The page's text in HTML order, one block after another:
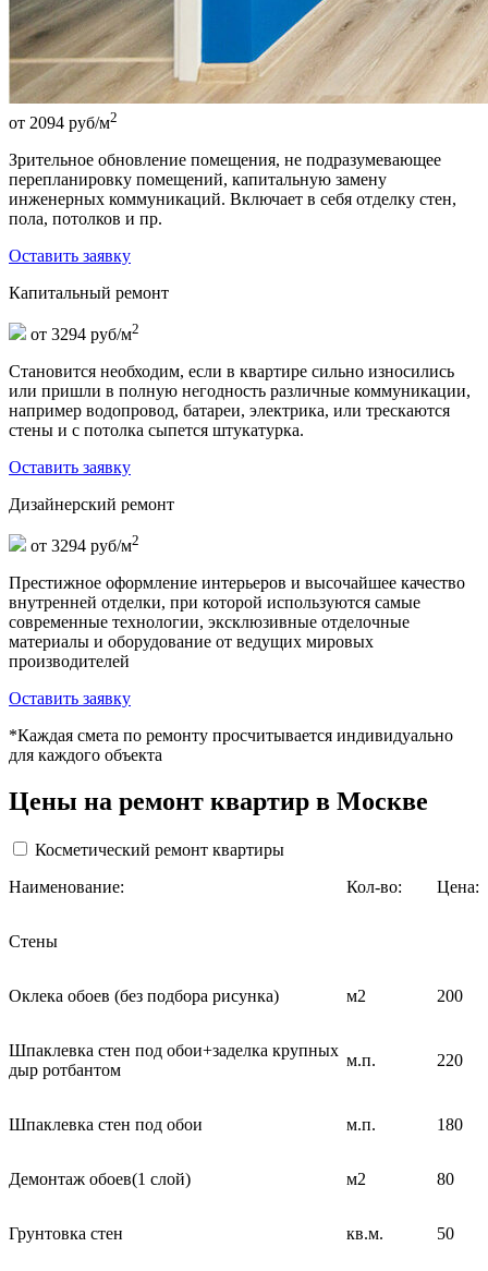
от 2094 руб/м2
Зрительное обновление помещения, не подразумевающее
перепланировку помещений, капитальную замену
инженерных коммуникаций. Включает в себя отделку стен,
пола, потолков и пр.
Оставить заявку
Капитальный ремонт
от 3294 руб/м2
Становится необходим, если в квартире сильно износились
или пришли в полную негодность различные коммуникации,
например водопровод, батареи, электрика, или трескаются
стены и с потолка сыпется штукатурка.
Оставить заявку
Дизайнерский ремонт
от 3294 руб/м2
Престижное оформление интерьеров и высочайшее качество
внутренней отделки, при которой используются самые
современные технологии, эксклюзивные отделочные
материалы и оборудование от ведущих мировых
производителей
Оставить заявку
*Каждая смета по ремонту просчитывается индивидуально
для каждого объекта
Цены на ремонт квартир в Москве
Косметический ремонт квартиры
Наименование:
Кол-во: Цена:
Стены
Оклека обоев (без подбора рисунка) м2 200
Шпаклевка стен под обои+заделка крупных
дыр ротбантом
м.п. 220
Шпаклевка стен под обои м.п. 180
Демонтаж обоев(1 слой) м2 80
Грунтовка стен кв.м. 50